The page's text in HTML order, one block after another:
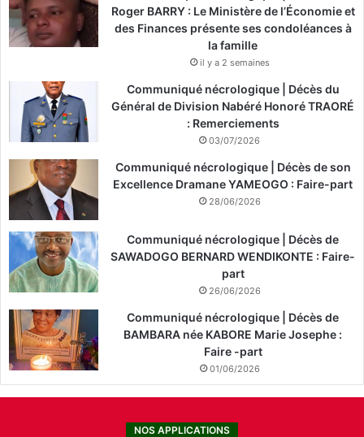
Roger BARRY : Le Ministère de l’Économie et
des Finances présente ses condoléances à
la famille
il y a 2 semaines
Communiqué nécrologique | Décès du
Général de Division Nabéré Honoré TRAORÉ
: Remerciements
03/07/2026
Communiqué nécrologique | Décès de son
Excellence Dramane YAMEOGO : Faire-part
28/06/2026
Communiqué nécrologique | Décès de
SAWADOGO BERNARD WENDIKONTE : Faire-
part
26/06/2026
Communiqué nécrologique | Décès de
BAMBARA née KABORE Marie Josephe :
Faire -part
01/06/2026
NOS APPLICATIONS